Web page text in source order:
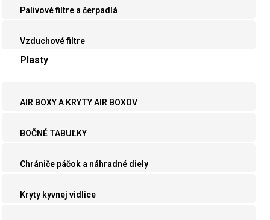
Palivové filtre a čerpadlá
Vzduchové filtre
Plasty
AIR BOXY A KRYTY AIR BOXOV
BOČNÉ TABUĽKY
Chrániče páčok a náhradné diely
Kryty kyvnej vidlice